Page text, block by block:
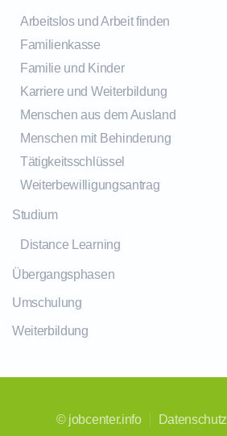
Arbeitslos und Arbeit finden
Familienkasse
Familie und Kinder
Karriere und Weiterbildung
Menschen aus dem Ausland
Menschen mit Behinderung
Tätigkeitsschlüssel
Weiterbewilligungsantrag
Studium
Distance Learning
Übergangsphasen
Umschulung
Weiterbildung
© jobcenter.info Datenschutz